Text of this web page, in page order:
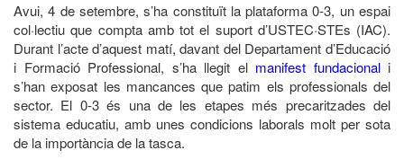
Avui, 4 de setembre, s’ha constituït la plataforma 0-3, un espai
col·lectiu que compta amb tot el suport d’USTEC·STEs (IAC).
Durant l’acte d’aquest matí, davant del Departament d’Educació
i Formació Professional, s’ha llegit el manifest fundacionali
s’han exposat les mancances que patim els professionals del
sector. El 0-3 és una de les etapes més precaritzades del
sistema educatiu, amb unes condicions laborals molt per sota
de la importància de la tasca.